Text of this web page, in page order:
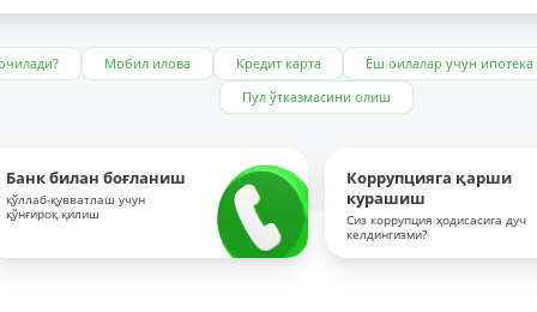
Мобил илова Кредит карта Ёш оилалар учун ипотека
Пул ўтказмасини олиш
Банк билан боғланиш
қўллаб-қувватлаш учун
қўнғироқ қилиш
Коррупцияга қарши
курашиш
Сиз коррупция ҳодисасига дуч
келдингизми?